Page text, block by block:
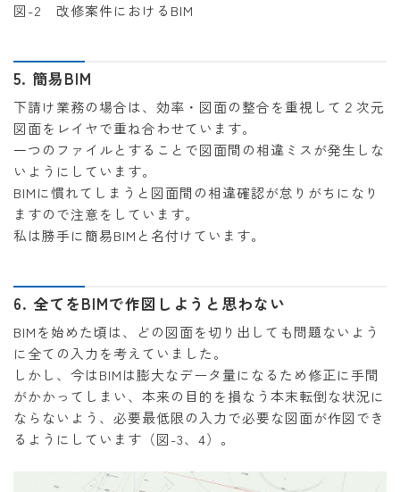
図-2 改修案件におけるBIM
5. 簡易BIM
下請け業務の場合は、効率・図面の整合を重視して２次元
図面をレイヤで重ね合わせています。
一つのファイルとすることで図面間の相違ミスが発生しな
いようにしています。
BIMに慣れてしまうと図面間の相違確認が怠りがちになり
ますので注意をしています。
私は勝手に簡易BIMと名付けています。
6. 全てをBIMで作図しようと思わない
BIMを始めた頃は、どの図面を切り出しても問題ないよう
に全ての入力を考えていました。
しかし、今はBIMは膨大なデータ量になるため修正に手間
がかかってしまい、本来の目的を損なう本末転倒な状況に
ならないよう、必要最低限の入力で必要な図面が作図でき
るようにしています（図-3、4）。